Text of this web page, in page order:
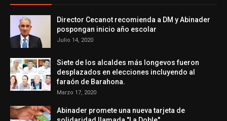
Director Cecanot recomienda a DM y Abinader
pospongan inicio año escolar
Julio 14, 2020
Siete de los alcaldes más longevos fueron
desplazados en elecciones incluyendo al
faraón de Barahona.
Marzo 17, 2020
Abinader promete una nueva tarjeta de